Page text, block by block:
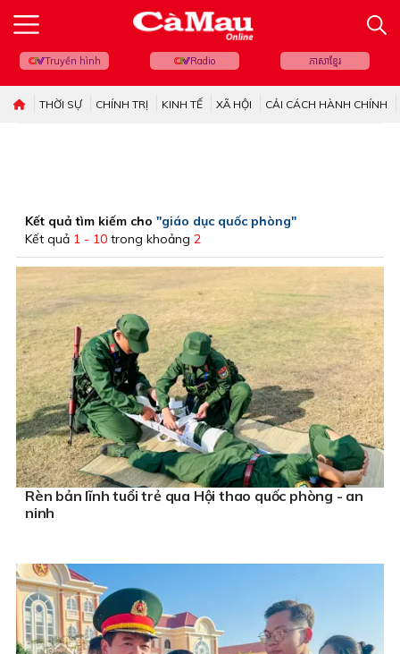
Truyền hình Radio ភាសាខ្មែរ
THỜI SỰ CHÍNH TRỊ KINH TẾ XÃ HỘI CẢI CÁCH HÀNH CHÍNH
Kết quả tìm kiếm cho "giáo dục quốc phòng"
Kết quả 1 - 10 trong khoảng 2
Rèn bản lĩnh tuổi trẻ qua Hội thao quốc phòng - an
ninh